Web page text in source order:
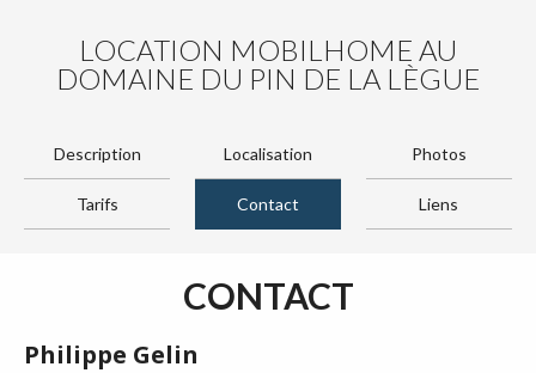
LOCATION MOBILHOME AU
DOMAINE DU PIN DE LA LÈGUE
Description Localisation Photos
Tarifs Contact Liens
CONTACT
Philippe Gelin